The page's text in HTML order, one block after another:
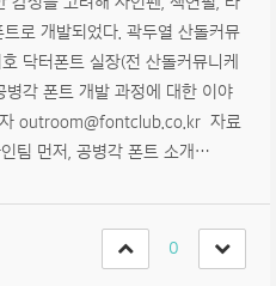
로 개발되었다. 곽두열 산돌커뮤
닥터폰트 실장(전 산돌커뮤니케
병각 폰트 개발 과정에 대한 이야
자 outroom@fontclub.co.kr 자료
팀 먼저, 공병각 폰트 소개…
0